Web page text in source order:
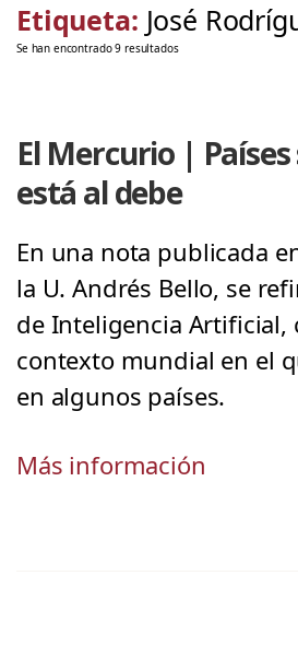
Etiqueta: José
Se han encontrado 9 resultados
El Mercurio |
está al debe
En una nota publicada
la U. Andrés Bello, se
de Inteligencia Artificial,
contexto mundial en el
en algunos países.
Más información